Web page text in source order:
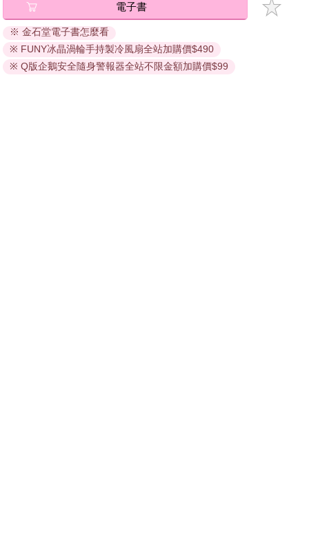
然後，喝完那杯甜咖啡，付了帳，問她能否讓我在店裡拍幾張照
片，她嗯的一聲算是答應了。
陰沉沉的天氣，光線蒼白，掛在牆上的一個南方美女畫像被煙燻
得髒兮兮，幾十年歲月就這麼轉眼流逝。
步行者
退換貨須知：
因版權保護，您在金石堂所購買的電子書僅能以金石堂專屬
的閱讀軟體開啟閱讀，無法以其他閱讀器或直接下載檔案。
依據「消費者保護法」第19條及行政院消費者保護處公告之
電子書
※ 金石堂電子書怎麼看
※ FUNY冰晶渦輪手持製冷風扇全站加購價$490
※ Q版企鵝安全隨身警報器全站不限金額加購價$99